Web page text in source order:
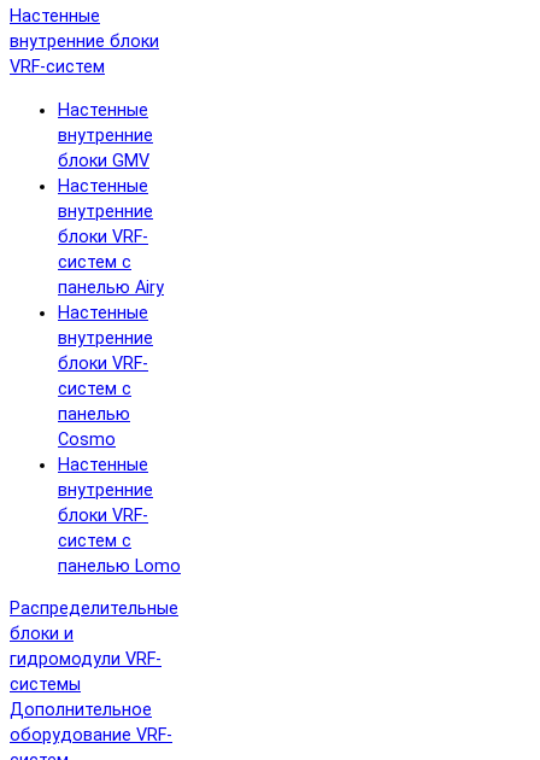
Настенные
внутренние блоки
VRF-систем
Настенные
внутренние
блоки GMV
Настенные
внутренние
блоки VRF-
систем с
панелью Airy
Настенные
внутренние
блоки VRF-
систем с
панелью
Cosmo
Настенные
внутренние
блоки VRF-
систем с
панелью Lomo
Распределительные
блоки и
гидромодули VRF-
системы
Дополнительное
оборудование VRF-